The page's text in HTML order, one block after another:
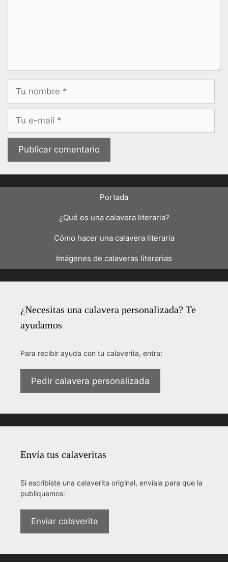
Nombre
Correo
Portada
¿Qué es una calavera literaria?
Cómo hacer una calavera literaria
Imágenes de calaveras literarias
¿Necesitas una calavera personalizada? Te
ayudamos
Para recibir ayuda con tu calaverita, entra:
Pedir calavera personalizada
Envía tus calaveritas
Si escribiste una calaverita original, envíala para que la
publiquemos:
Enviar calaverita